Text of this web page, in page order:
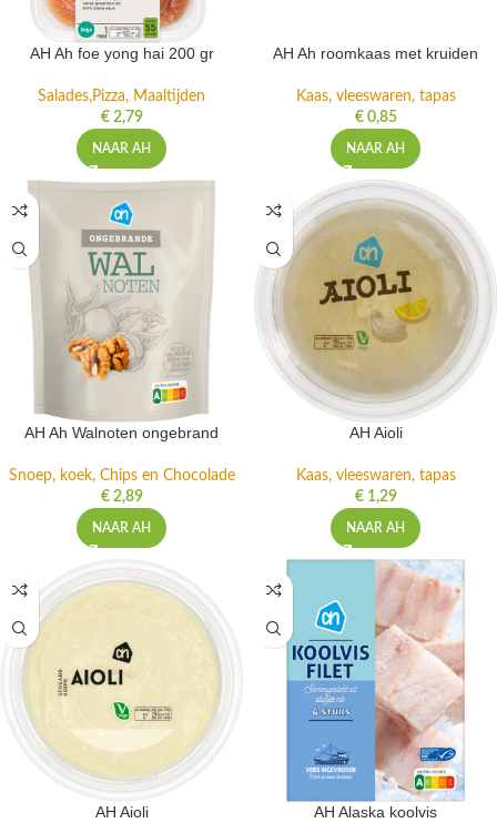
AH Ah foe yong hai 200 gr
Salades,Pizza, Maaltijden
€2,79
NAAR AH
AH Ah roomkaas met kruiden
Kaas, vleeswaren, tapas
€0,85
NAAR AH
AH Ah Walnoten ongebrand
Snoep, koek, Chips en Chocolade
€2,89
NAAR AH
AH Aioli
Kaas, vleeswaren, tapas
€1,29
NAAR AH
AH Aioli AH Alaska koolvis